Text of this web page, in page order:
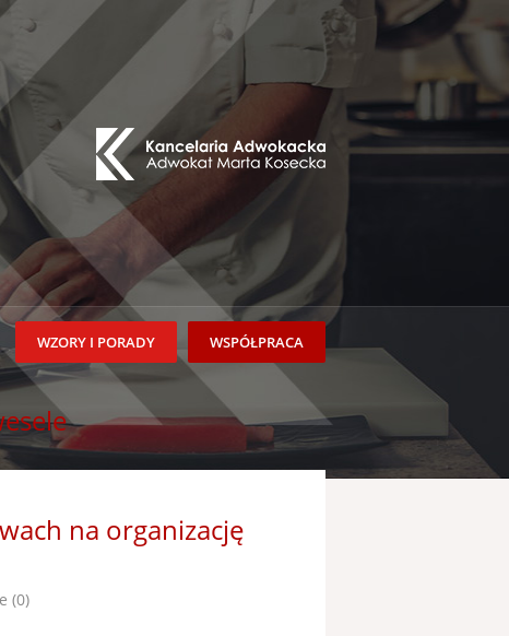
WSPÓŁPRACA
WZORY I PORADY
na organizację
(0)